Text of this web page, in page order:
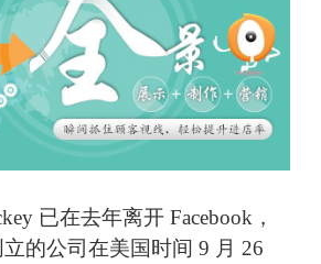
已在去年离开 Facebook，
的公司在美国时间 9 月 26